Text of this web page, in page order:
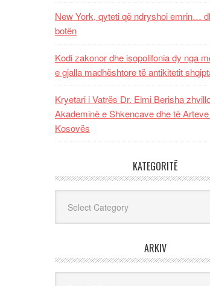
New York, qyteti që ndryshoi emrin…
botën
Kodi zakonor dhe isopolifonia dy nga
e gjalla madhështore të antikitetit
Kryetari i Vatrës Dr. Elmi Berisha
Akademinë e Shkencave dhe të
Kosovës
KATEGORITË
ARKIV